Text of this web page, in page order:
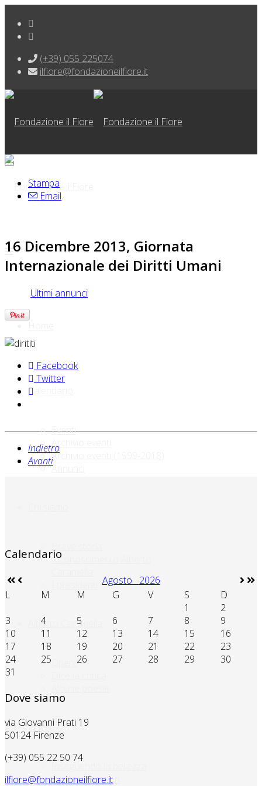
(+39) 055 225074
ilfiore@fondazioneilfiore.it
Calendario
Eventi
Archivio eventi (1999-2018)
Annunci
Riconoscimento Alberto
Alberto Caramella
Opere
Video
Poetry in motion
Stampa
Email
16 Dicembre 2013, Giornata
Internazionale dei Diritti Umani
Ultimi annunci
Facebook
Twitter
Indietro
Avanti
Calendario
Agosto 2026
L
M M G V S
D
1
2
3
4 5 6 7 8
9
10
11 12 13 14 15
16
17
18 19 20 21 22
23
24
25 26 27 28 29
30
31
Dove siamo
via Giovanni Prati 19
50124 Firenze
(+39) 055 22 50 74
ilfiore@fondazioneilfiore.it